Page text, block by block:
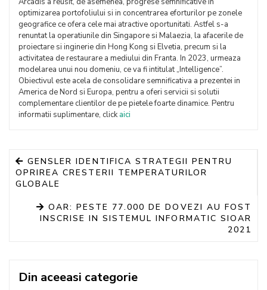
optimizarea portofoliului si in concentrarea eforturilor pe zonele
geografice ce ofera cele mai atractive oportunitati. Astfel s-a
renuntat la operatiunile din Singapore si Malaezia, la afacerile de
proiectare si inginerie din Hong Kong si Elvetia, precum si la
activitatea de restaurare a mediului din Franta. In 2023, urmeaza
modelarea unui nou domeniu, ce va fi intitulat „Intelligence”.
Obiectivul este acela de consolidare semnificativa a prezentei in
America de Nord si Europa, pentru a oferi servicii si solutii
complementare clientilor de pe pietele foarte dinamice. Pentru
informatii suplimentare, clickaici
GENSLER IDENTIFICA STRATEGII PENTRU
OPRIREA CRESTERII TEMPERATURILOR
GLOBALE
OAR: PESTE 77.000 DE DOVEZI AU FOST
INSCRISE IN SISTEMUL INFORMATIC SIOAR
2021
Din aceeasi categorie